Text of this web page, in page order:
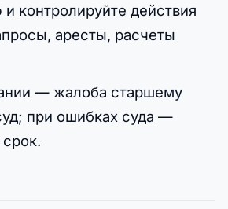
контролируйте действия
аресты, расчеты
— жалоба старшему
при ошибках суда —